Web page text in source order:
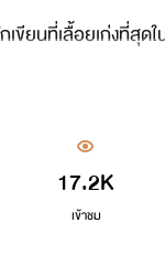
เขียนที่เลื้อยเก่งที่สุดใ
17.2K
เข้าชม